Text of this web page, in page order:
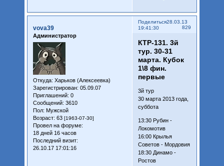
Поделиться
829
28.03.13
19:41:30
vova39
Администратор
Откуда: Харьков (Алексеевка)
Зарегистрирован: 05.09.07
Приглашений: 0
Сообщений: 3610
Пол: Мужской
Возраст: 63 [1963-07-30]
Провел на форуме:
18 дней 16 часов
Последний визит:
26.10.17 17:01:16
КТР-131. 3й
тур. 30-31
марта. Кубок
1\8 фин.
первые
3й тур
30 марта 2013 года,
суббота
13:30 Рубин -
Локомотив
16:00 Крылья
Советов - Мордовия
18:30 Динамо -
Ростов